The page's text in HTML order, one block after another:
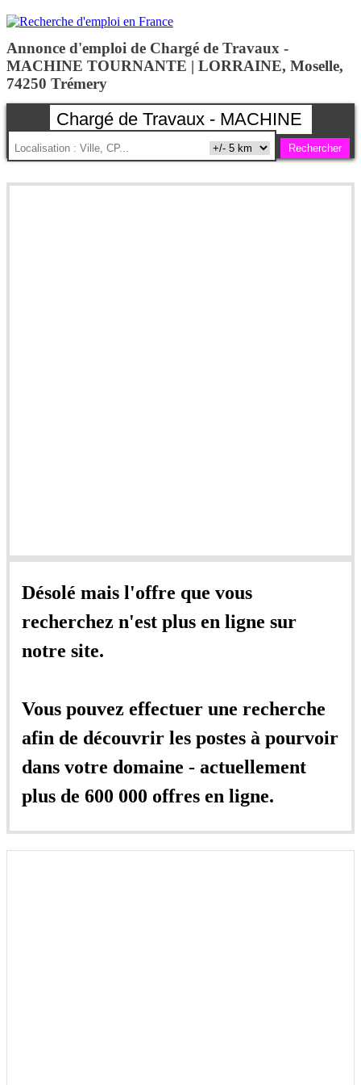
Annonce d'emploi de Chargé de Travaux -
MACHINE TOURNANTE | LORRAINE, Moselle,
74250 Trémery
Désolé mais l'offre que vous
recherchez n'est plus en ligne sur
notre site.
Vous pouvez effectuer une recherche
afin de découvrir les postes à pourvoir
dans votre domaine - actuellement
plus de 600 000 offres en ligne.